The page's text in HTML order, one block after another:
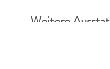
Weitere